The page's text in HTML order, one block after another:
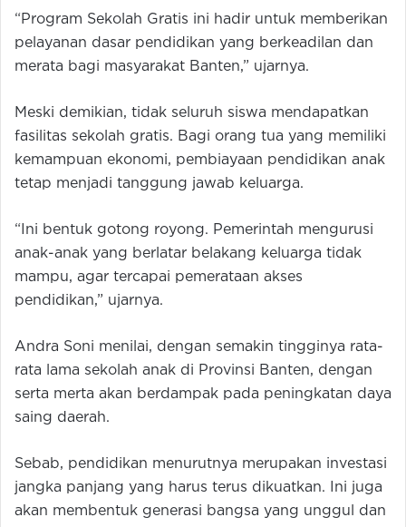
“Program Sekolah Gratis ini hadir untuk memberikan
pelayanan dasar pendidikan yang berkeadilan dan
merata bagi masyarakat Banten,” ujarnya.
Meski demikian, tidak seluruh siswa mendapatkan
fasilitas sekolah gratis. Bagi orang tua yang memiliki
kemampuan ekonomi, pembiayaan pendidikan anak
tetap menjadi tanggung jawab keluarga.
“Ini bentuk gotong royong. Pemerintah mengurusi
anak-anak yang berlatar belakang keluarga tidak
mampu, agar tercapai pemerataan akses
pendidikan,” ujarnya.
Andra Soni menilai, dengan semakin tingginya rata-
rata lama sekolah anak di Provinsi Banten, dengan
serta merta akan berdampak pada peningkatan daya
saing daerah.
Sebab, pendidikan menurutnya merupakan investasi
jangka panjang yang harus terus dikuatkan. Ini juga
akan membentuk generasi bangsa yang unggul dan